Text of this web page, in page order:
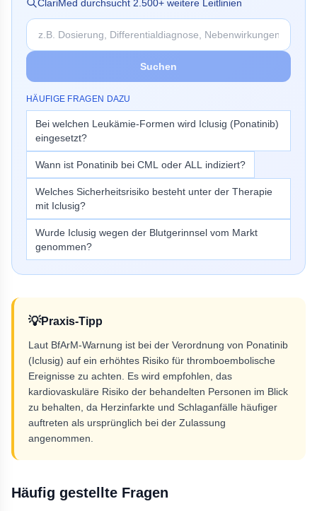
ClariMed durchsucht 2.500+ weitere Leitlinien
Suchen
HÄUFIGE FRAGEN DAZU
Bei welchen Leukämie-Formen wird Iclusig (Ponatinib)
eingesetzt?
Wann ist Ponatinib bei CML oder ALL indiziert?
Welches Sicherheitsrisiko besteht unter der Therapie
mit Iclusig?
Wurde Iclusig wegen der Blutgerinnsel vom Markt
genommen?
💡Praxis-Tipp
Laut BfArM-Warnung ist bei der Verordnung von Ponatinib
(Iclusig) auf ein erhöhtes Risiko für thromboembolische
Ereignisse zu achten. Es wird empfohlen, das
kardiovaskuläre Risiko der behandelten Personen im Blick
zu behalten, da Herzinfarkte und Schlaganfälle häufiger
auftreten als ursprünglich bei der Zulassung
angenommen.
Häufig gestellte Fragen